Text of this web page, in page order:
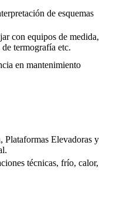
de esquemas
con equipos de medida,
de termografía etc.
en mantenimiento
Plataformas Elevadoras y
técnicas, frío, calor,